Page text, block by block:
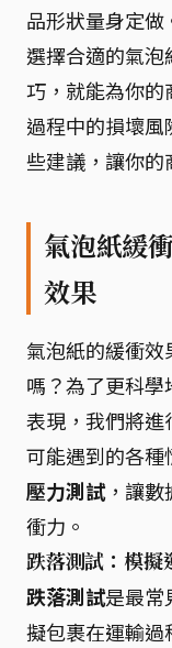
品形狀量身定做
選擇合適的氣
巧，就能為你
過程中的損壞
些建議，讓你的
氣泡紙緩
效果
氣泡紙的緩衝
嗎？為了更科
表現，我們將進
可能遇到的各種
壓力測試，讓數
衝力。
跌落測試：模擬
跌落測試是最常
擬包裹在運輸過